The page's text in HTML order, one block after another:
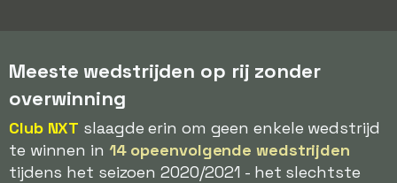
Meeste wedstrijden op rij zonder
overwinning
Club NXT slaagde erin om geen enkele wedstrijd
te winnen in 14 opeenvolgende wedstrijden
tijdens het seizoen 2020/2021 - het slechtste